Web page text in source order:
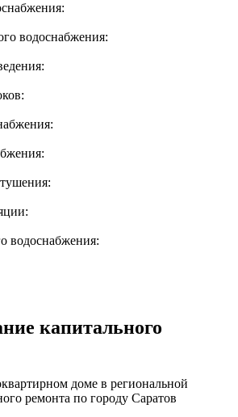
водоснабжения:
водоснабжения:
капитального
доме в региональной
ремонта по городу Саратов